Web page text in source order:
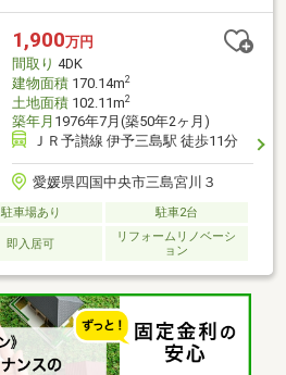
1,900万円
間取り 4DK
建物面積170.14m2
土地面積102.11m2
築年月 1976年7月(築50年2ヶ月)
ＪＲ予讃線 伊予三島駅 徒歩11分
愛媛県四国中央市三島宮川３
駐車場あり 駐車2台
即入居可
リフォームリノベーシ
ョン